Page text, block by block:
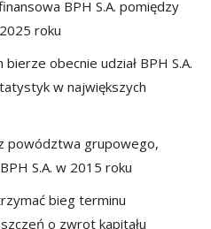
BPH S.A. pomiędzy
roku
obecnie udział BPH S.A.
w największych
powództwa grupowego,
S.A. w 2015 roku
bieg terminu
o zwrot kapitału